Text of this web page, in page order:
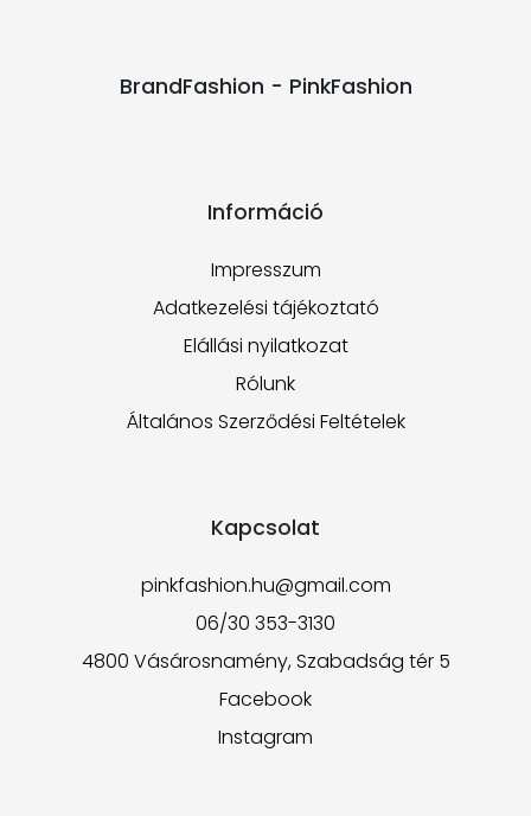
BrandFashion - PinkFashion
Információ
Impresszum
Adatkezelési tájékoztató
Elállási nyilatkozat
Rólunk
Általános Szerződési Feltételek
Kapcsolat
pinkfashion.hu@gmail.com
06/30 353-3130
4800 Vásárosnamény, Szabadság tér 5
Facebook
Instagram